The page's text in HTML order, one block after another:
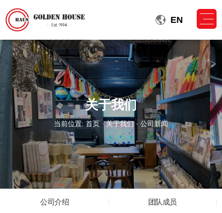
EN
关于我们
当前位置:首页·关于我们· 公司新闻
公司介绍
团队成员